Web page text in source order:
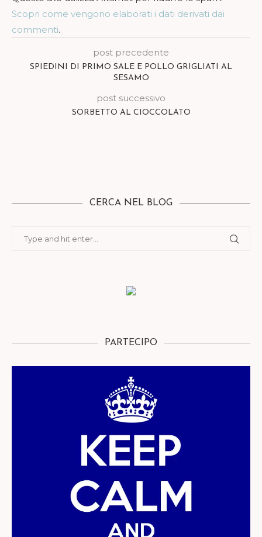
Scopri come vengono elaborati i dati derivati dai
commenti.
post precedente
SPIEDINI DI PRIMO SALE E POLLO GRIGLIATI AL
SESAMO
post successivo
SORBETTO AL CIOCCOLATO
CERCA NEL BLOG
PARTECIPO